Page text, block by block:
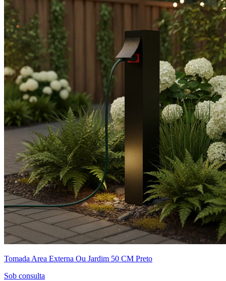
Tomada Area Externa Ou Jardim 50 CM Preto
Sob consulta